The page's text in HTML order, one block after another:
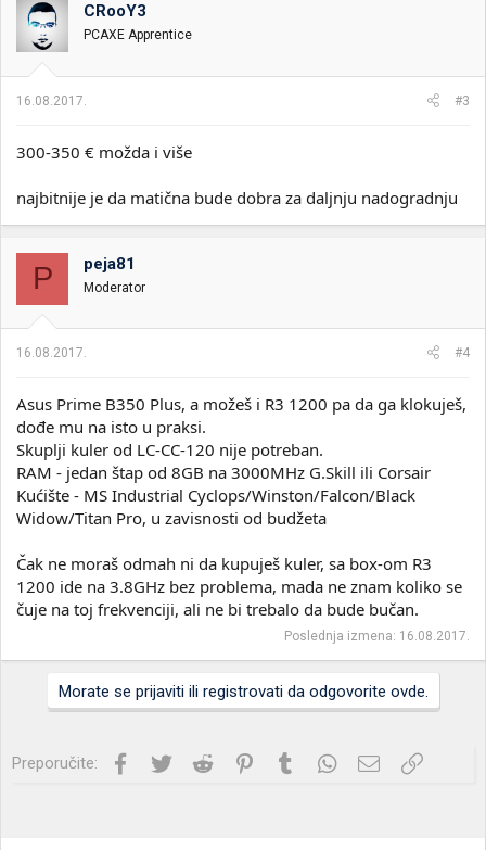
CRooY3
PCAXE Apprentice
16.08.2017. #3
300-350 € možda i više
najbitnije je da matična bude dobra za daljnju nadogradnju
P peja81
Moderator
16.08.2017. #4
Asus Prime B350 Plus, a možeš i R3 1200 pa da ga klokuješ,
dođe mu na isto u praksi.
Skuplji kuler od LC-CC-120 nije potreban.
RAM - jedan štap od 8GB na 3000MHz G.Skill ili Corsair
Kućište - MS Industrial Cyclops/Winston/Falcon/Black
Widow/Titan Pro, u zavisnosti od budžeta
Čak ne moraš odmah ni da kupuješ kuler, sa box-om R3
1200 ide na 3.8GHz bez problema, mada ne znam koliko se
čuje na toj frekvenciji, ali ne bi trebalo da bude bučan.
Poslednja izmena: 16.08.2017.
Morate se prijaviti ili registrovati da odgovorite ovde.
Preporučite: Facebook
Twitter Reddit PinterestTumblrWhatsApp
Imejl Link